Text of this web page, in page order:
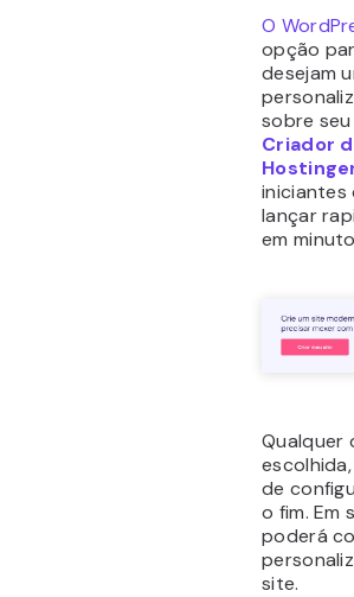
O
opção
desejam
sobre
Criador
iniciantes
lançar
em
Qualquer
de
o fim. Em
poderá
site.